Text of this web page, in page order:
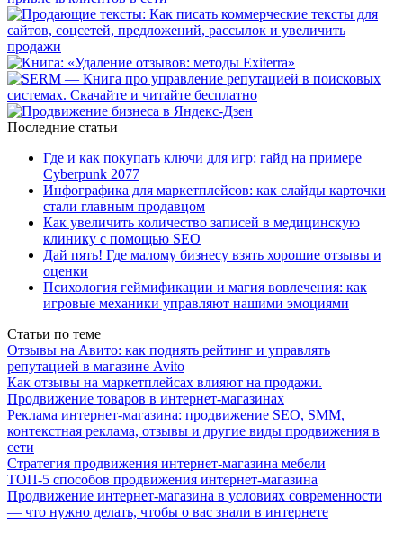
Последние статьи
Где и как покупать ключи для игр: гайд на примере
Cyberpunk 2077
Инфографика для маркетплейсов: как слайды карточки
стали главным продавцом
Как увеличить количество записей в медицинскую
клинику с помощью SEO
Дай пять! Где малому бизнесу взять хорошие отзывы и
оценки
Психология геймификации и магия вовлечения: как
игровые механики управляют нашими эмоциями
Статьи по теме
Отзывы на Авито: как поднять рейтинг и управлять
репутацией в магазине Avito
Как отзывы на маркетплейсах влияют на продажи.
Продвижение товаров в интернет-магазинах
Реклама интернет-магазина: продвижение SEO, SMM,
контекстная реклама, отзывы и другие виды продвижения в
сети
Стратегия продвижения интернет-магазина мебели
ТОП-5 способов продвижения интернет-магазина
Продвижение интернет-магазина в условиях современности
— что нужно делать, чтобы о вас знали в интернете